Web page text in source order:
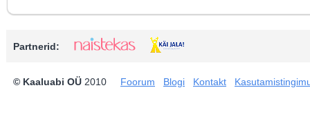
Partnerid:
© Kaaluabi OÜ 2010 Foorum Blogi Kontakt